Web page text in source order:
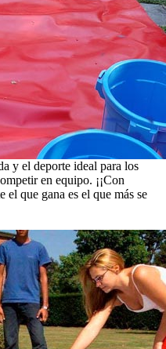
y el deporte ideal para los
en equipo. ¡¡Con
el que gana es el que más se